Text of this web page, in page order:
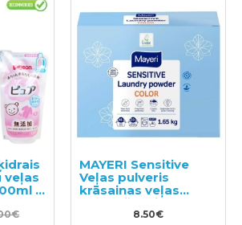
veļas
+
MAYERI Sensitive
Veļas pulveris
krāsainas veļas
mazgāšanai 1.65kg
8.50€